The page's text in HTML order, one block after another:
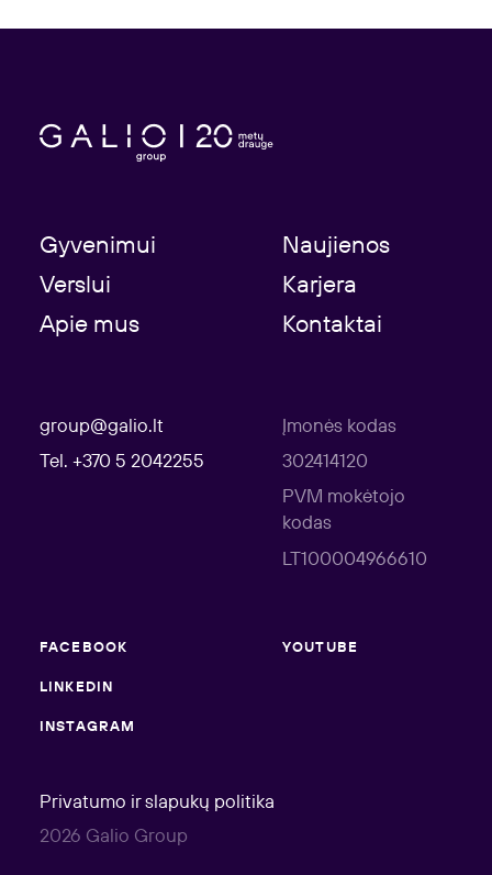
Gyvenimui
Naujienos
Verslui
Karjera
Apie mus
Kontaktai
group@galio.lt
Tel. +370 5 2042255
Įmonės kodas
302414120
PVM mokėtojo
kodas
LT100004966610
Privatumo ir slapukų politika
2026 Galio Group
FACEBOOK
LINKEDIN
INSTAGRAM
YOUTUBE